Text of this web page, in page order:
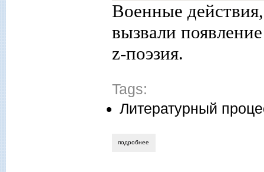
Военные
вызвали
z-поэзия.
Tags:
Литературный
подробнее